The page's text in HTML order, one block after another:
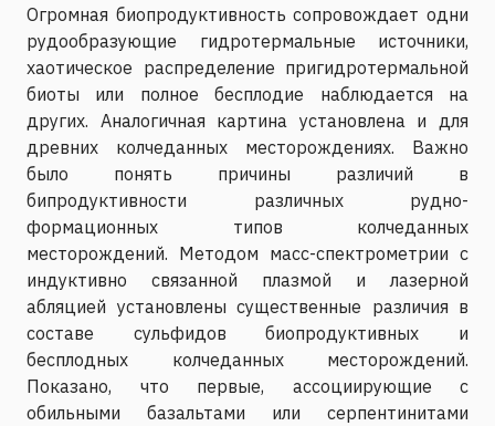
Огромная биопродуктивность сопровождает одни
рудообразующие гидротермальные источники,
хаотическое распределение пригидротермальной
биоты или полное бесплодие наблюдается на
других. Аналогичная картина установлена и для
древних колчеданных месторождениях. Важно
было понять причины различий в
бипродуктивности различных рудно-
формационных типов колчеданных
месторождений. Методом масс-спектрометрии с
индуктивно связанной плазмой и лазерной
абляцией установлены существенные различия в
составе сульфидов биопродуктивных и
бесплодных колчеданных месторождений.
Показано, что первые, ассоциирующие с
обильными базальтами или серпентинитами